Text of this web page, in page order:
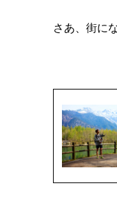
さあ、街に